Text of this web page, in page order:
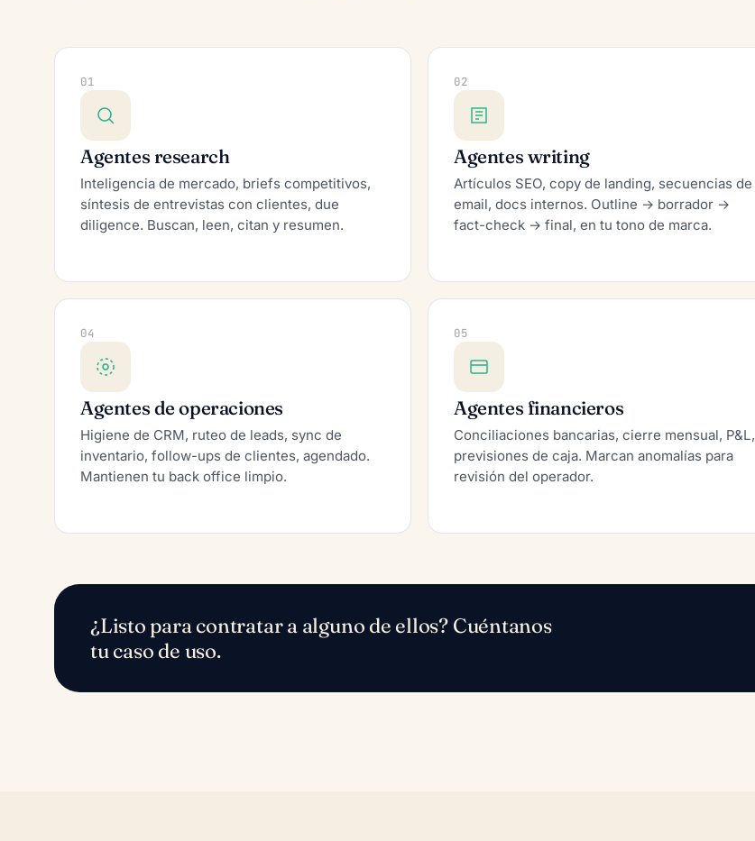
01
Agentes research
Inteligencia de mercado, briefs competitivos,
síntesis de entrevistas con clientes, due
diligence. Buscan, leen, citan y resumen.
02
Agentes writing
Artículos SEO, copy de landing, secuencias de
email, docs internos. Outline → borrador →
fact-check → final, en tu tono de marca.
04
Agentes de operaciones
Higiene de CRM, ruteo de leads, sync de
inventario, follow-ups de clientes, agendado.
Mantienen tu back office limpio.
05
Agentes financieros
Conciliaciones bancarias, cierre mensual, P&L,
previsiones de caja. Marcan anomalías para
revisión del operador.
¿Listo para contratar a alguno de ellos? Cuéntanos
tu caso de uso.